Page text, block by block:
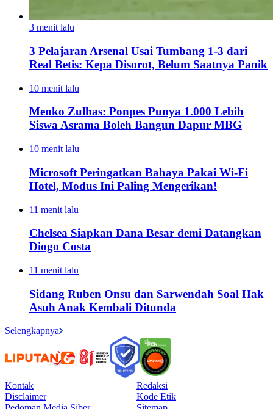
3 menit lalu
3 Pelajaran Arsenal Usai Tumbang 1-3 dari
Real Betis: Kepa Disorot, Belum Saatnya Panik
10 menit lalu
Menko Zulhas: Ponpes Punya 1.000 Lebih
Siswa Asrama Boleh Bangun Dapur MBG
10 menit lalu
Microsoft Peringatkan Bahaya Pakai Wi-Fi
Hotel, Modus Ini Paling Mengerikan!
11 menit lalu
Chelsea Siapkan Dana Besar demi Datangkan
Diogo Costa
11 menit lalu
Sidang Ruben Onsu dan Sarwendah Soal Hak
Asuh Anak Kembali Ditunda
Selengkapnya
Kontak
Redaksi
Disclaimer
Kode Etik